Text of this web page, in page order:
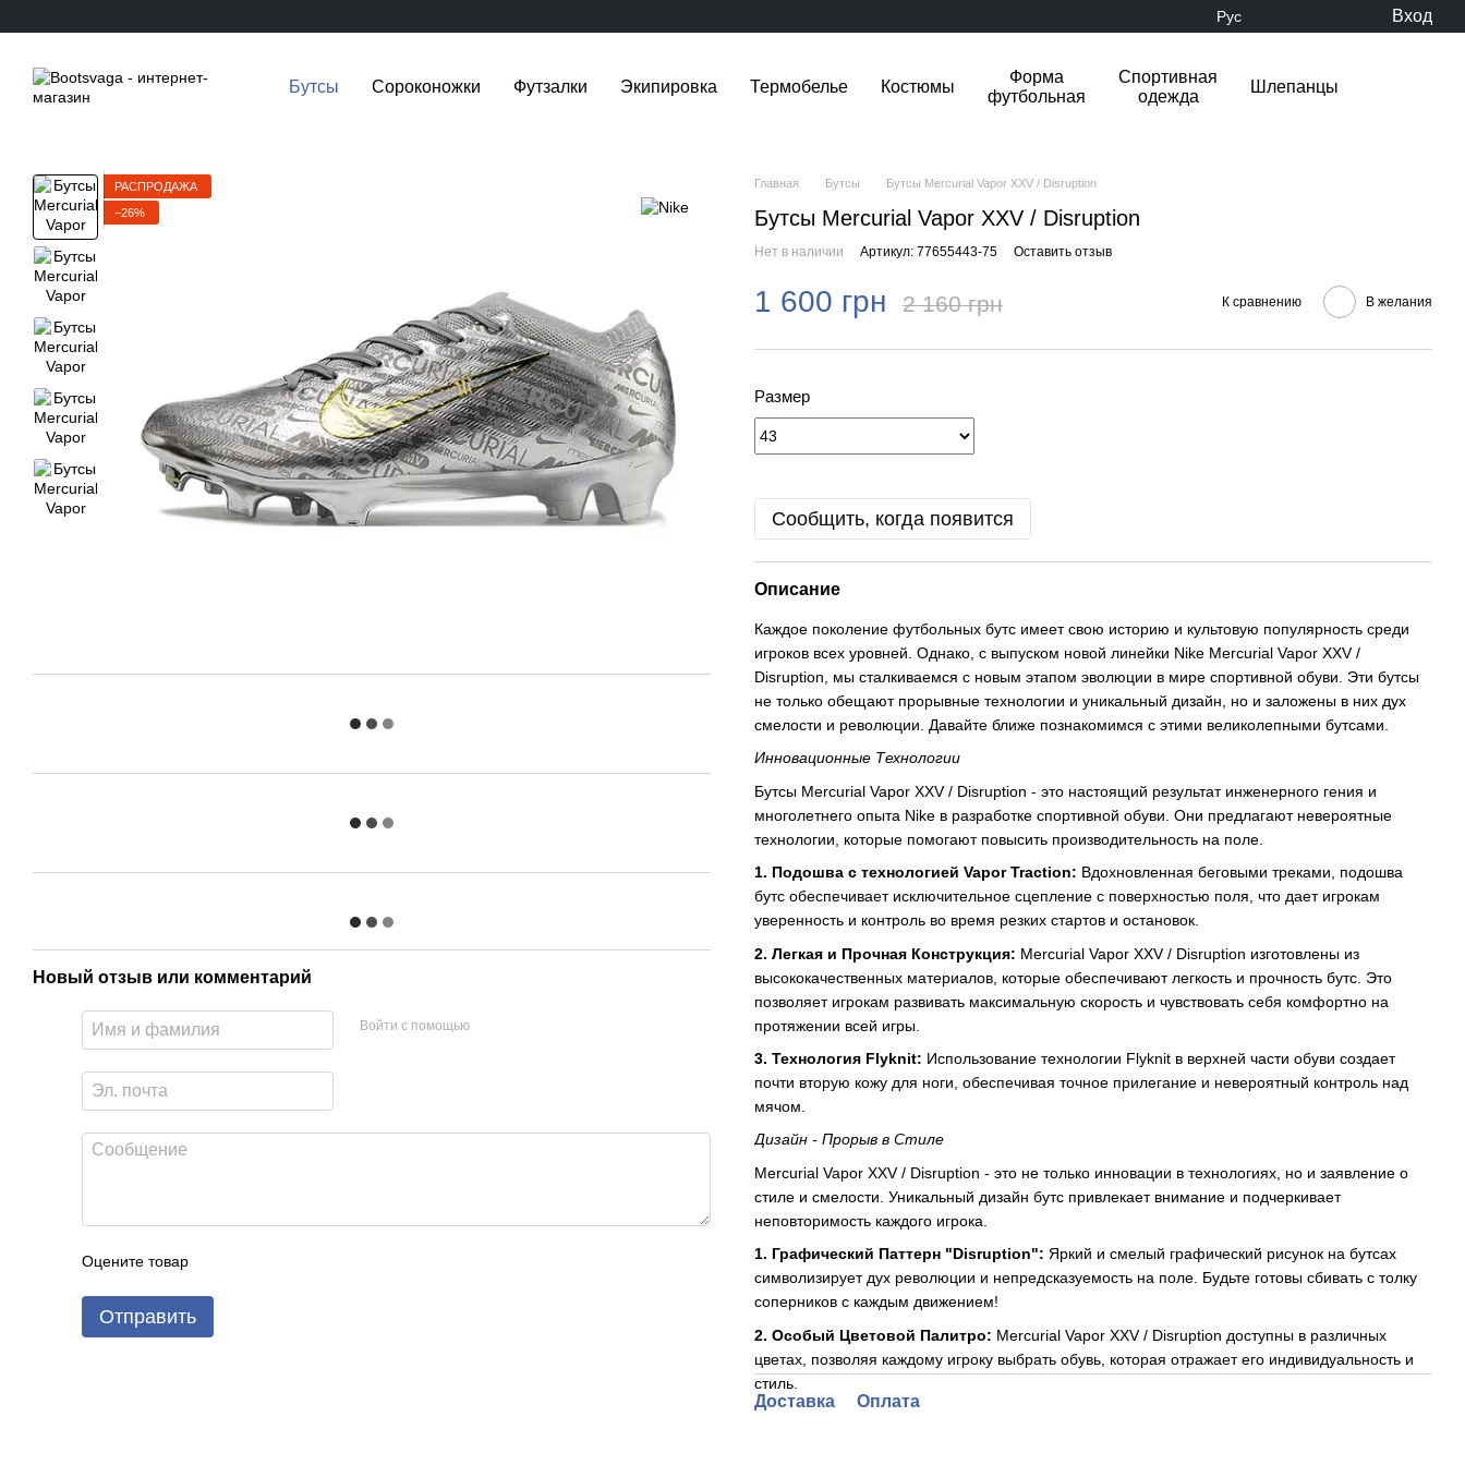
Рус Вход
Бутсы Сороконожки Футзалки Экипировка Термобелье Костюмы
Форма
футбольная
Спортивная
одежда
Шлепанцы
РАСПРОДАЖА
−26%
Новый отзыв или комментарий
Войти с помощью
Оцените товар
Отправить
Главная Бутсы Бутсы Mercurial Vapor XXV / Disruption
Бутсы Mercurial Vapor XXV / Disruption
Нет в наличии Артикул: 77655443-75 Оставить отзыв
1 600 грн 2 160 грн К сравнению В желания
Размер
Сообщить, когда появится
Описание
Каждое поколение футбольных бутс имеет свою историю и культовую популярность среди
игроков всех уровней. Однако, с выпуском новой линейки Nike Mercurial Vapor XXV /
Disruption, мы сталкиваемся с новым этапом эволюции в мире спортивной обуви. Эти бутсы
не только обещают прорывные технологии и уникальный дизайн, но и заложены в них дух
смелости и революции. Давайте ближе познакомимся с этими великолепными бутсами.
Инновационные Технологии
Бутсы Mercurial Vapor XXV / Disruption - это настоящий результат инженерного гения и
многолетнего опыта Nike в разработке спортивной обуви. Они предлагают невероятные
технологии, которые помогают повысить производительность на поле.
1. Подошва с технологией Vapor Traction: Вдохновленная беговыми треками, подошва
бутс обеспечивает исключительное сцепление с поверхностью поля, что дает игрокам
уверенность и контроль во время резких стартов и остановок.
2. Легкая и Прочная Конструкция: Mercurial Vapor XXV / Disruption изготовлены из
высококачественных материалов, которые обеспечивают легкость и прочность бутс. Это
позволяет игрокам развивать максимальную скорость и чувствовать себя комфортно на
протяжении всей игры.
3. Технология Flyknit: Использование технологии Flyknit в верхней части обуви создает
почти вторую кожу для ноги, обеспечивая точное прилегание и невероятный контроль над
мячом.
Дизайн - Прорыв в Стиле
Mercurial Vapor XXV / Disruption - это не только инновации в технологиях, но и заявление о
стиле и смелости. Уникальный дизайн бутс привлекает внимание и подчеркивает
неповторимость каждого игрока.
1. Графический Паттерн "Disruption": Яркий и смелый графический рисунок на бутсах
символизирует дух революции и непредсказуемость на поле. Будьте готовы сбивать с толку
соперников с каждым движением!
2. Особый Цветовой Палитро: Mercurial Vapor XXV / Disruption доступны в различных
цветах, позволяя каждому игроку выбрать обувь, которая отражает его индивидуальность и
стиль.
Доставка Оплата